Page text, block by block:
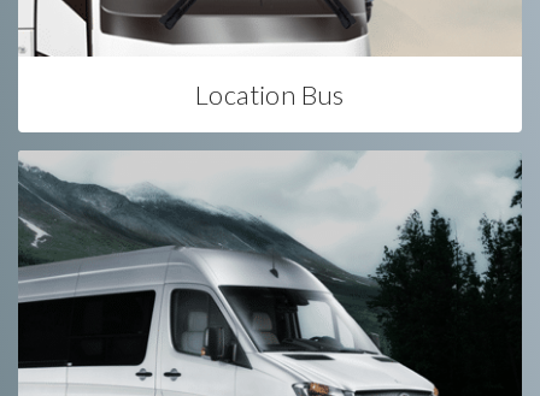
Location Bus